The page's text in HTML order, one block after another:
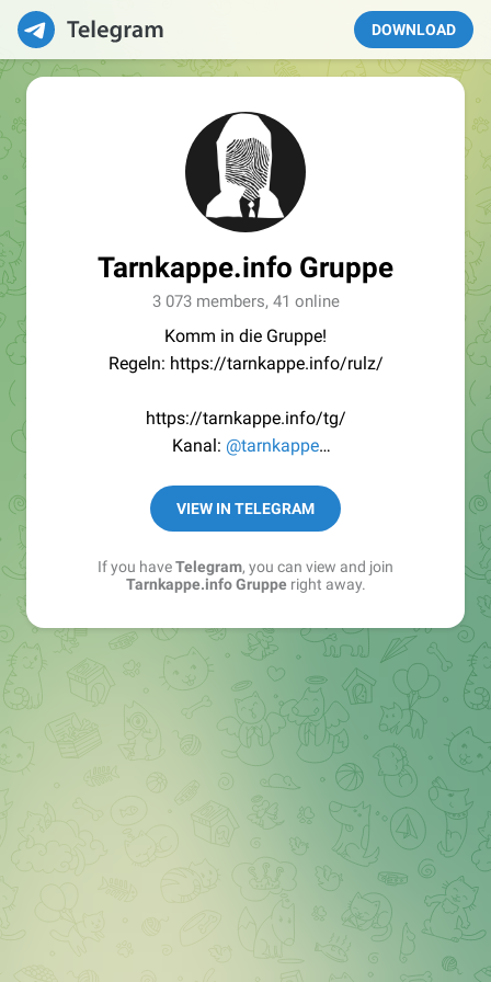
DOWNLOAD
Tarnkappe.info Gruppe
3 073 members, 41 online
Komm in die Gruppe!
Regeln: https://tarnkappe.info/rulz/
https://tarnkappe.info/tg/
Kanal: @tarnkappe
Best of:@bestoftarnkappe
Kochen: https://t.me/+WSW5F1VcmhliMjk6
VIEW IN TELEGRAM
If you haveTelegram, you can view and join
Tarnkappe.info Grupperight away.